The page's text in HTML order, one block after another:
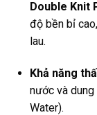
Double Knit
độ bền bỉ
lau.
Khả năng
nước và
Water).